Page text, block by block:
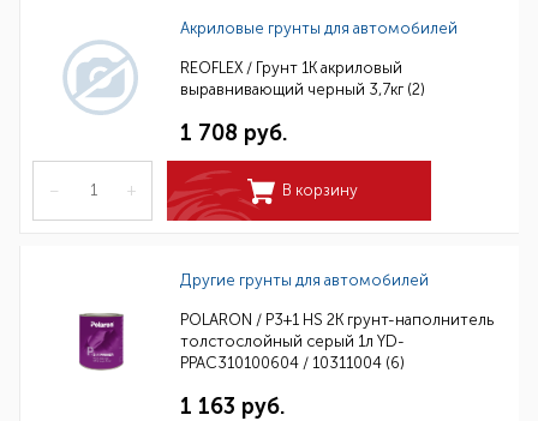
Акриловые грунты для автомобилей
REOFLEX / Грунт 1К акриловый
выравнивающий черный 3,7кг (2)
1 708 руб.
– + В корзину
Другие грунты для автомобилей
POLARON / P3+1 HS 2K грунт-наполнитель
толстослойный серый 1л YD-
PPAC310100604 / 10311004 (6)
1 163 руб.